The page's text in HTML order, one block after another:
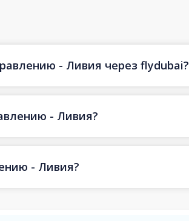
- Ливия через flydubai?
- Ливия?
- Ливия?